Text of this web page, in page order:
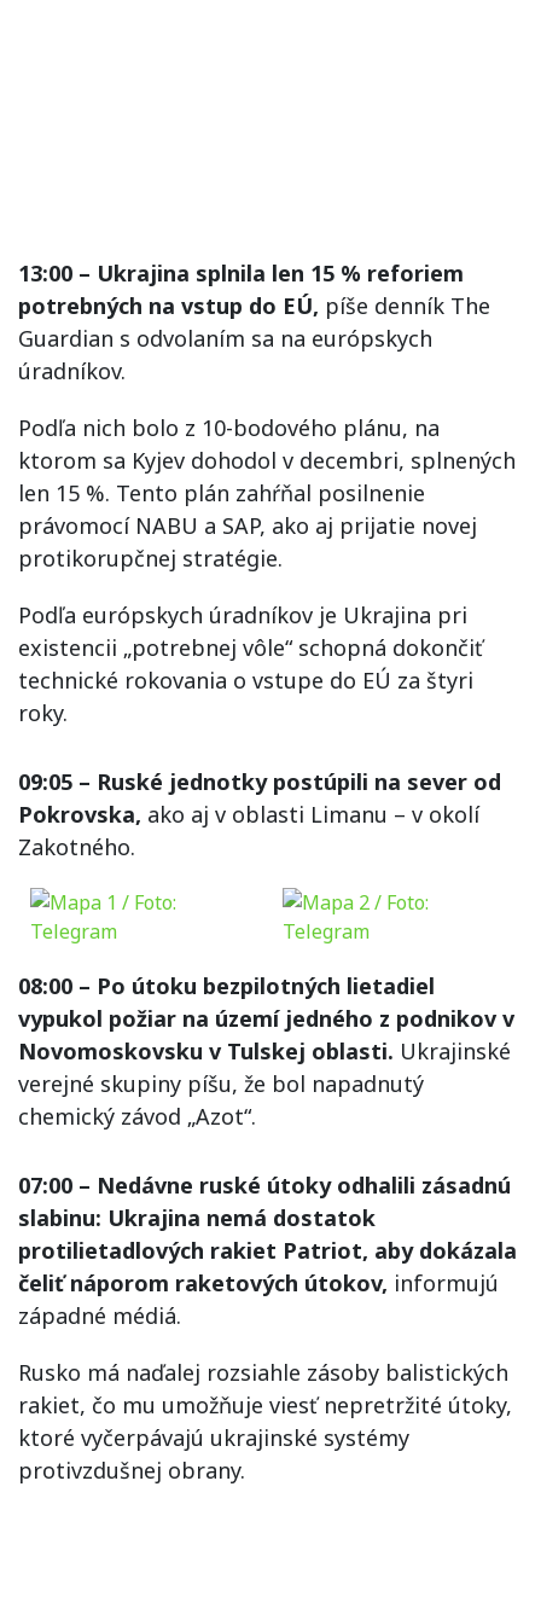
13:00 – Ukrajina splnila len 15 % reforiem
potrebných na vstup do EÚ, píše denník The
Guardian s odvolaním sa na európskych
úradníkov.
Podľa nich bolo z 10-bodového plánu, na
ktorom sa Kyjev dohodol v decembri, splnených
len 15 %. Tento plán zahŕňal posilnenie
právomocí NABU a SAP, ako aj prijatie novej
protikorupčnej stratégie.
Podľa európskych úradníkov je Ukrajina pri
existencii „potrebnej vôle“ schopná dokončiť
technické rokovania o vstupe do EÚ za štyri
roky.
09:05 – Ruské jednotky postúpili na sever od
Pokrovska, ako aj v oblasti Limanu – v okolí
Zakotného.
08:00 – Po útoku bezpilotných lietadiel
vypukol požiar na území jedného z podnikov v
Novomoskovsku v Tulskej oblasti. Ukrajinské
verejné skupiny píšu, že bol napadnutý
chemický závod „Azot“.
07:00 – Nedávne ruské útoky odhalili zásadnú
slabinu: Ukrajina nemá dostatok
protilietadlových rakiet Patriot, aby dokázala
čeliť náporom raketových útokov, informujú
západné médiá.
Rusko má naďalej rozsiahle zásoby balistických
rakiet, čo mu umožňuje viesť nepretržité útoky,
ktoré vyčerpávajú ukrajinské systémy
protivzdušnej obrany.